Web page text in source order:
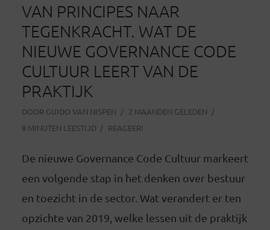
VAN PRINCIPES NAAR
TEGENKRACHT. WAT DE
NIEUWE GOVERNANCE CODE
CULTUUR LEERT VAN DE
PRAKTIJK
DOOR GUIDO VAN NISPEN
2 MAANDEN GELEDEN
8 MINUTEN LEESTIJD
REAGEER!
De nieuwe Governance Code Cultuur markeert
een volgende stap in het denken over bestuur
en toezicht in de sector. Wat verandert er ten
opzichte van 2019, welke lessen uit de praktijk